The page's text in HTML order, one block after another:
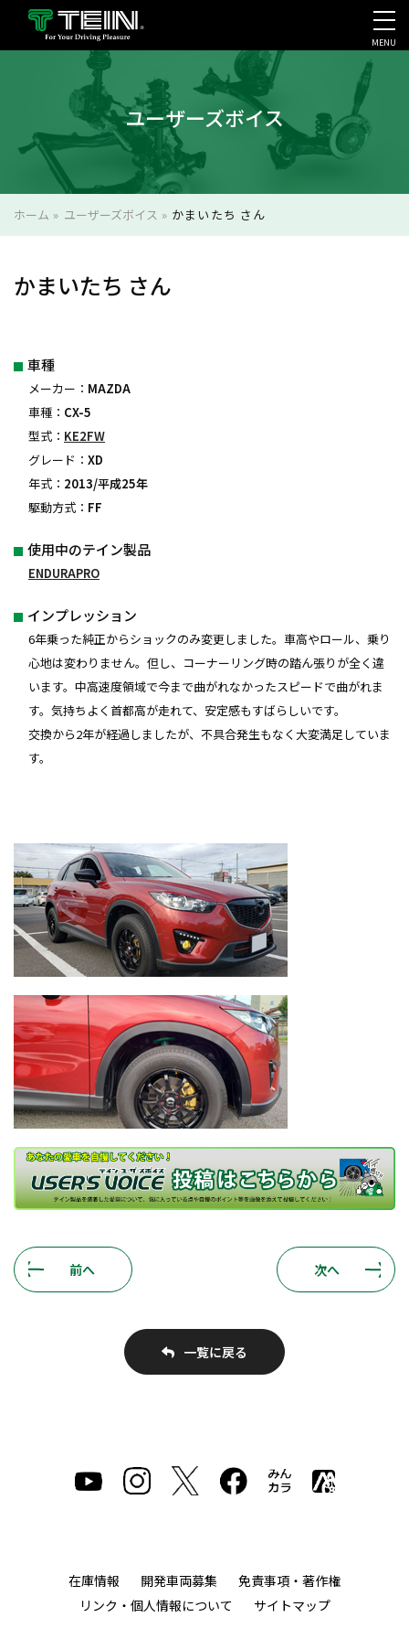
会社案内・採用・IR
MENU
ユーザーズボイス
ホーム » ユーザーズボイス » かまいたち さん
かまいたち さん
車種
メーカー： MAZDA
車種： CX-5
型式： KE2FW
グレード： XD
年式： 2013/平成25年
駆動方式： FF
使用中のテイン製品
ENDURAPRO
インプレッション
6年乗った純正からショックのみ変更しました。車高やロール、乗り
心地は変わりません。但し、コーナーリング時の踏ん張りが全く違
います。中高速度領域で今まで曲がれなかったスピードで曲がれま
す。気持ちよく首都高が走れて、安定感もすばらしいです。
交換から2年が経過しましたが、不具合発生もなく大変満足していま
す。
前へ 次へ
一覧に戻る
在庫情報 開発車両募集
免責事項・著作権
リンク・個人情報について
サイトマップ